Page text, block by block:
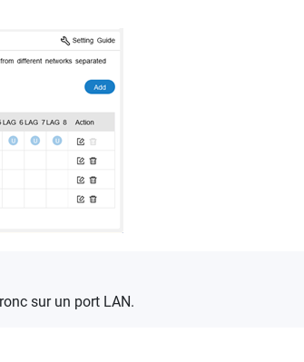
sur un port LAN.